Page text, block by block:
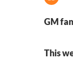
GM
This